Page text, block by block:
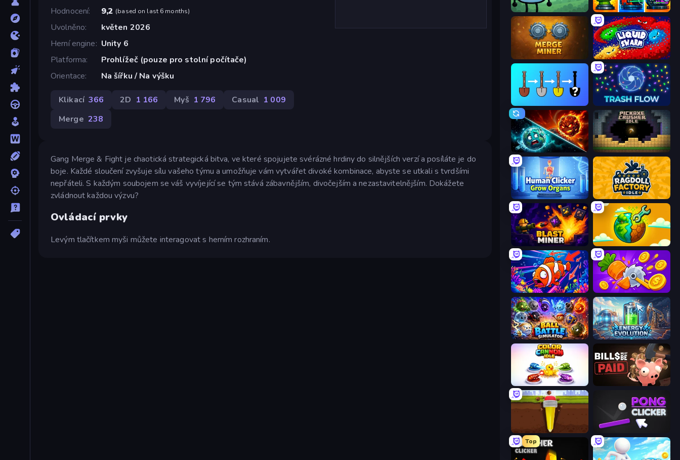
Hodnocení
9,2 (based on last 6 months)
Uvolněno
květen 2026
Herní engine
Unity 6
Platforma
Prohlížeč (pouze pro stolní počítače)
Orientace
Na šířku / Na výšku
Klikací 366 2D 1 166 Myš 1 796 Casual 1 009
Merge 238
Gang Merge & Fight je chaotická strategická bitva, ve které spojujete svérázné hrdiny do silnějších verzí a posíláte je do
boje. Každé sloučení zvyšuje sílu vašeho týmu a umožňuje vám vytvářet divoké kombinace, abyste se utkali s tvrdšími
nepřáteli. S každým soubojem se váš vyvíjející se tým stává zábavnějším, divočejším a nezastavitelnějším. Dokážete
zvládnout každou výzvu?
Ovládací prvky
Levým tlačítkem myši můžete interagovat s herním rozhraním.
Merge & Fight Pumpkin Defense: Merge Cannon
Merge Miner Liquid Swarm
Trash Flow
PlanetCrush 2 Pickaxe Crusher Idle
Human Clicker: Grow Organs Ragdoll Factory Idle
Blast Miner Land Explorers: Merge & Build
Fish Catch Idle Farm Ring Idle
Ball Battle Simulator Energy Evolution
Color Cannon Idle Bills Must Be Paid
Pen Dig Pong Clicker
Top